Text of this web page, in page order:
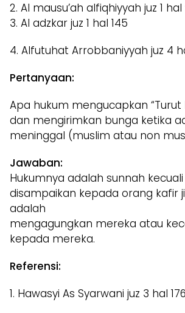
2. Al mausu’ah alfiqhiyyah juz 1 hal
3. Al adzkar juz 1 hal 145
4. Alfutuhat Arrobbaniyyah juz 4
Pertanyaan:
Apa hukum mengucapkan “Turut
dan mengirimkan bunga ketika
meninggal (muslim atau non
Jawaban:
Hukumnya adalah sunnah
disampaikan kepada orang kafir
adalah
mengagungkan mereka atau
kepada mereka.
Referensi:
1. Hawasyi As Syarwani juz 3 hal 176